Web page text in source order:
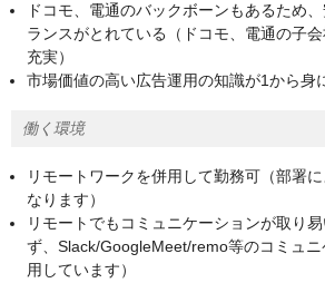
ドコモ、電通のバックボーンもあるため
ランスがとれている（ドコモ、電通の子
充実）
市場価値の高い広告運用の知識が1から身
働く環境
リモートワークを併用して勤務可（部署
なります）
リモートでもコミュニケーションが取り
ず、Slack/GoogleMeet/remo等のコミュ
用しています）